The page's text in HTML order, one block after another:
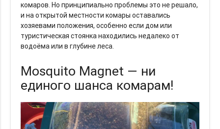
комаров. Но принципиально проблемы это не решало,
и на открытой местности комары оставались
хозяевами положения, особенно если дом или
туристическая стоянка находились недалеко от
водоёма или в глубине леса.
Mosquito Magnet — ни
единого шанса комарам!